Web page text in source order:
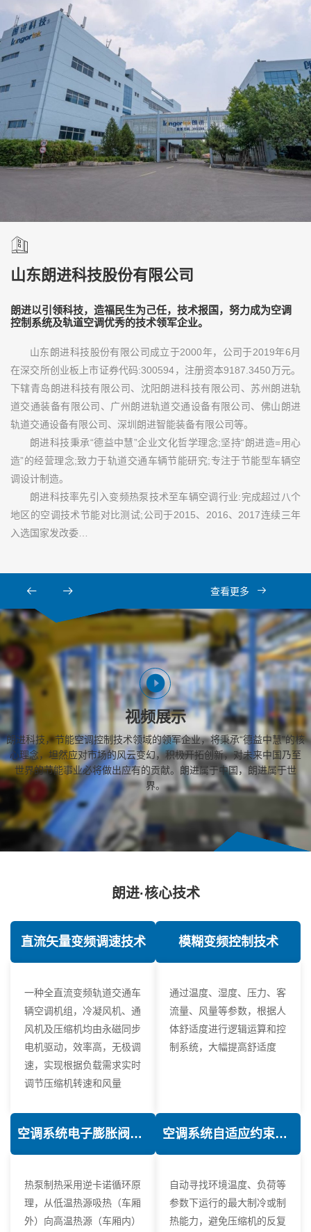
山东朗进科技股份有限公司
朗进以引领科技，造福民生为己任，技术报国，努力成为空调
控制系统及轨道空调优秀的技术领军企业。
山东朗进科技股份有限公司成立于2000年，公司于2019年6月
在深交所创业板上市证券代码:300594，注册资本9187.3450万元。
下辖青岛朗进科技有限公司、沈阳朗进科技有限公司、苏州朗进轨
道交通装备有限公司、广州朗进轨道交通设备有限公司、佛山朗进
轨道交通设备有限公司、深圳朗进智能装备有限公司等。
朗进科技秉承“德益中慧”企业文化哲学理念;坚持“朗进造=用心
造”的经营理念;致力于轨道交通车辆节能研究;专注于节能型车辆空
调设计制造。
朗进科技率先引入变频热泵技术至车辆空调行业:完成超过八个
地区的空调技术节能对比测试;公司于2015、2016、2017连续三年
入选国家发改委…
查看更多
视频展示
朗进科技，节能空调控制技术领域的领军企业，将秉承“德益中慧”的核
心理念，坦然应对市场的风云变幻，积极开拓创新，对未来中国乃至
世界的节能事业必将做出应有的贡献。朗进属于中国，朗进属于世
界。
朗进·核心技术
直流矢量变频调速技术
一种全直流变频轨道交通车
辆空调机组，冷凝风机、通
风机及压缩机均由永磁同步
电机驱动，效率高，无极调
速，实现根据负载需求实时
调节压缩机转速和风量
模糊变频控制技术
通过温度、湿度、压力、客
流量、风量等参数，根据人
体舒适度进行逻辑运算和控
制系统，大幅提高舒适度
空调系统电子膨胀阀热力学优化技术
热泵制热采用逆卡诺循环原
理，从低温热源吸热（车厢
外）向高温热源（车厢内）
空调系统自适应约束控制技术
自动寻找环境温度、负荷等
参数下运行的最大制冷或制
热能力，避免压缩机的反复